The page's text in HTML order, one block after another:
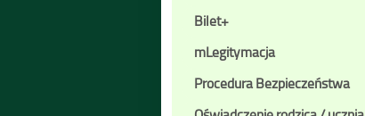
Bilet+
mLegitymacja
Procedura Bezpieczeństwa